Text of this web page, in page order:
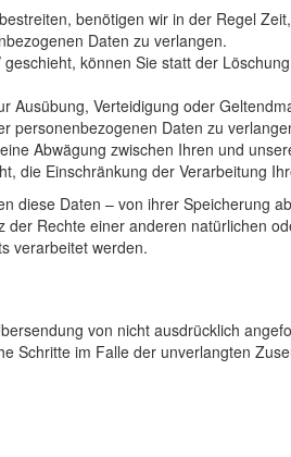
benötigen wir in der Regel
Daten zu verlangen.
können Sie statt der
Verteidigung oder
personenbezogenen Daten zu
Abwägung zwischen Ihren und
die Einschränkung der Verarbeitung
diese Daten – von ihrer Speicherung
Rechte einer anderen natürlichen
verarbeitet werden.
von nicht ausdrücklich
Schritte im Falle der unverlangten